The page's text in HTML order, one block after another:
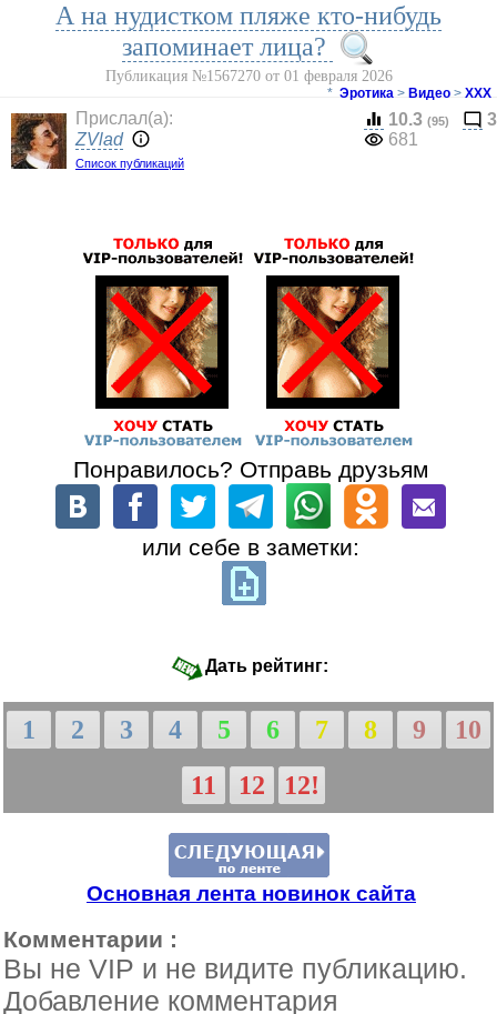
А на нудистком пляже кто-нибудь
запоминает лица?
Публикация №1567270 от 01 февраля 2026
* Эротика > Видео > ХХХ
Прислал(a):
ZVlad
Список публикаций
10.3 (95)
3
681
Понравилось? Отправь друзьям
или себе в заметки:
Дать рейтинг:
1 2 3 4 5 6 7 8 9
10
11
12 12!
Основная лента новинок сайта
Комментарии :
Вы не VIP и не видите публикацию.
Добавление комментария